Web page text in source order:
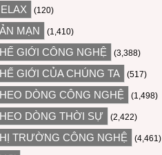
(120)
MẠN (1,410)
GIỚI CÔNG NGHỆ (3,388)
GIỚI CỦA CHÚNG TA (517)
DÒNG CÔNG NGHỆ (1,498)
DÒNG THỜI SỰ (2,422)
TRƯỜNG CÔNG NGHỆ (4,461)